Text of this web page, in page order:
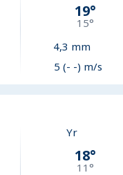
19°
15°
4,3 mm
5 (- -) m/s
Yr
18°
11°